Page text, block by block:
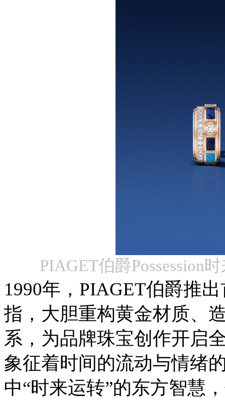
PIAGET伯爵Possession
1990年， PIAGET伯爵推
指，大胆重构黄金材质、
系，为品牌珠宝创作开启
象征着时间的流动与情绪
中“时来运转”的东方智慧